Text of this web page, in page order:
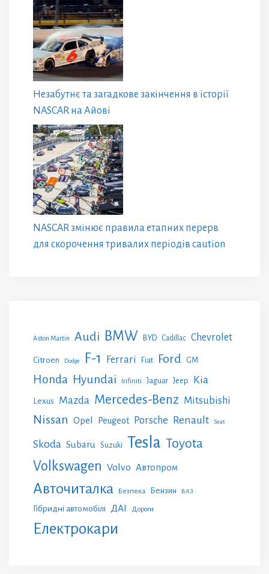
Незабутнє та загадкове закінчення в історії
NASCAR на Айові
NASCAR змінює правила етапних перерв
для скорочення тривалих періодів caution
Aston Martin Audi BMW BYD Cadillac Chevrolet
Citroen Dodge F-1 Ferrari Fiat Ford GM
Honda Hyundai Infiniti Jaguar Jeep Kia
Lexus Mazda Mercedes-Benz Mitsubishi
Nissan Opel Peugeot Porsche Renault Seat
Skoda Subaru Suzuki Tesla Toyota
Volkswagen Volvo Автопром
Авточиталка Безпека Бензин ВАЗ
Гібридні автомобілі ДАІ Дороги
Електрокари